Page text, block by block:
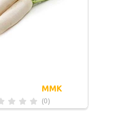
MMK
(0)